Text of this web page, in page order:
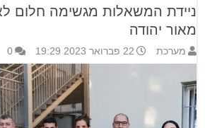
מאור יהודה
מערכת 22 פברואר 2023 19:29 0